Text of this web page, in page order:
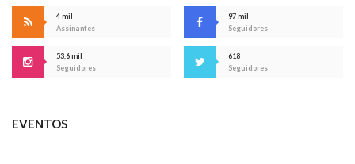
4 mil
Assinantes
97 mil
Seguidores
53,6 mil
Seguidores
618
Seguidores
EVENTOS